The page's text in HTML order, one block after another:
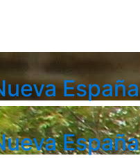
España
España